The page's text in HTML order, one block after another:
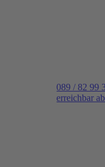
089 / 82 99
erreichbar